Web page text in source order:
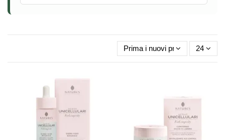
Prima i nuovi prodotti 24